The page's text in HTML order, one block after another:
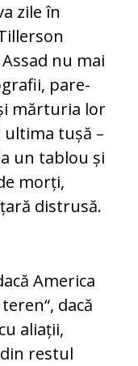
zile în
nu mai
pare-
mărturia lor
ultima tușă –
un tablou și
morți,
distrusă.
America
dacă
aliații,
restul